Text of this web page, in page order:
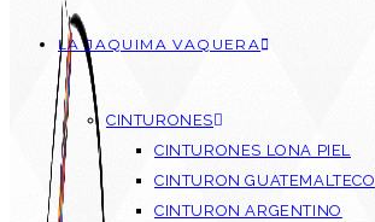
LA JAQUIMA VAQUERA
CINTURONES
CINTURONES LONA PIEL
CINTURON GUATEMALTECO
CINTURON ARGENTINO